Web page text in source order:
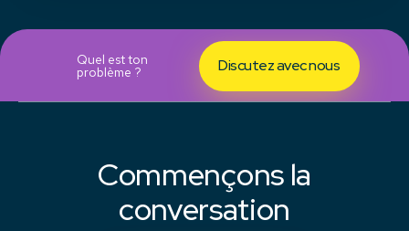
Quel est ton
problème ? Discutez avec nous
Commençons la
conversation